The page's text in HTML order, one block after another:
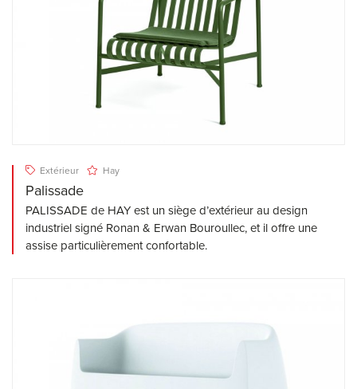
Extérieur Hay
Palissade
PALISSADE de HAY est un siège d’extérieur au design
industriel signé Ronan & Erwan Bouroullec, et il offre une
assise particulièrement confortable.